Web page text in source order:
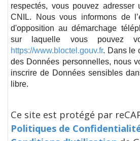
respectés, vous pouvez adresser
CNIL. Nous vous informons de
d'opposition au démarchage
sur laquelle vous pouvez
https://www.bloctel.gouv.fr. Dans le
des Données personnelles, nous
inscrire de Données sensibles
libre.
Ce site est protégé par
Politiques de